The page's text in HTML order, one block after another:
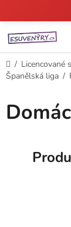
na
obsah
Domů
/ Licencované
Španělská liga /